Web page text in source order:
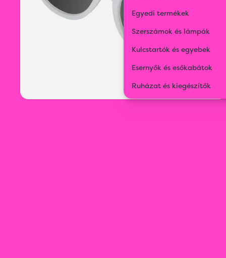
Egyedi termékek
Szerszámok és lámpák
Kulcstartók és egyebek
Esernyők és esőkabátok
Ruházat és kiegészítők